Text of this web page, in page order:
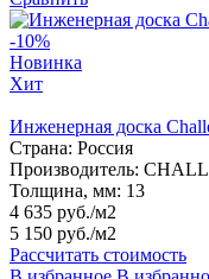
-10%
Новинка
Хит
Инженерная доска
Страна: Россия
Производитель:
Толщина, мм: 13
4 635 руб./м2
5 150 руб./м2
Рассчитать стоимость